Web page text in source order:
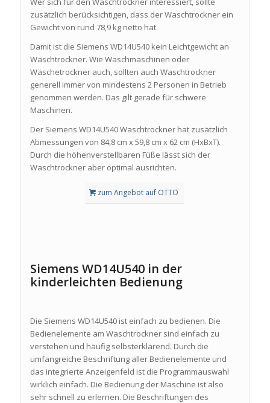
zusätzlich berücksichtigen, dass der Waschtrockner ein
Gewicht von rund 78,9 kg netto hat.
Damit ist die Siemens WD14U540 kein Leichtgewicht an
Waschtrockner. Wie Waschmaschinen oder
Wäschetrockner auch, sollten auch Waschtrockner
generell immer von mindestens 2 Personen in Betrieb
genommen werden. Das gilt gerade für schwere
Maschinen.
Der Siemens WD14U540 Waschtrockner hat zusätzlich
Abmessungen von 84,8 cm x 59,8 cm x 62 cm (HxBxT).
Durch die höhenverstellbaren Füße lässt sich der
Waschtrockner aber optimal ausrichten.
zum Angebot auf OTTO
Siemens WD14U540 in der
kinderleichten Bedienung
Die Siemens WD14U540 ist einfach zu bedienen. Die
Bedienelemente am Waschtrockner sind einfach zu
verstehen und häufig selbsterklärend. Durch die
umfangreiche Beschriftung aller Bedienelemente und
das integrierte Anzeigenfeld ist die Programmauswahl
wirklich einfach. Die Bedienung der Maschine ist also
sehr schnell zu erlernen. Die Beschriftungen des